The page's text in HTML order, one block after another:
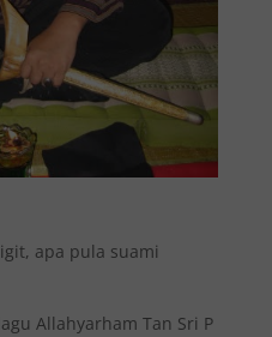
apa pula suami
Allahyarham Tan Sri P